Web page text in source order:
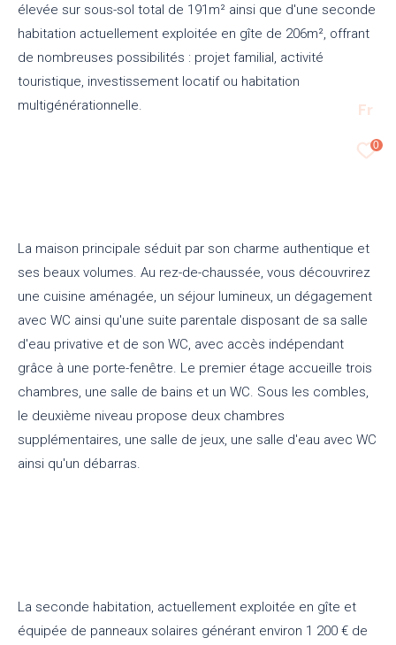
Fr
0
élevée sur sous-sol total de 191m² ainsi que d'une seconde
habitation actuellement exploitée en gîte de 206m², offrant
de nombreuses possibilités : projet familial, activité
touristique, investissement locatif ou habitation
multigénérationnelle.
La maison principale séduit par son charme authentique et
ses beaux volumes. Au rez-de-chaussée, vous découvrirez
une cuisine aménagée, un séjour lumineux, un dégagement
avec WC ainsi qu'une suite parentale disposant de sa salle
d'eau privative et de son WC, avec accès indépendant
grâce à une porte-fenêtre. Le premier étage accueille trois
chambres, une salle de bains et un WC. Sous les combles,
le deuxième niveau propose deux chambres
supplémentaires, une salle de jeux, une salle d'eau avec WC
ainsi qu'un débarras.
La seconde habitation, actuellement exploitée en gîte et
équipée de panneaux solaires générant environ 1 200 € de